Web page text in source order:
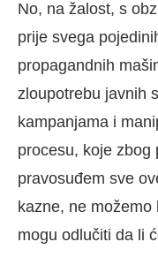
No, na žalost, s
prije svega
propagandnih
zloupotrebu javnih
kampanjama i
procesu, koje zbog
pravosuđem sve
kazne, ne možemo
mogu odlučiti da li